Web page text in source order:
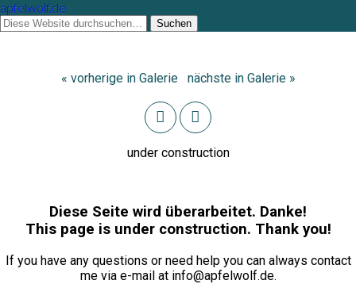
apfelwolf.de
« vorherige in Galerie nächste in Galerie »
under construction
Diese Seite wird überarbeitet. Danke!
This page is under construction. Thank you!
If you have any questions or need help you can always contact
me via e-mail at info@apfelwolf.de.